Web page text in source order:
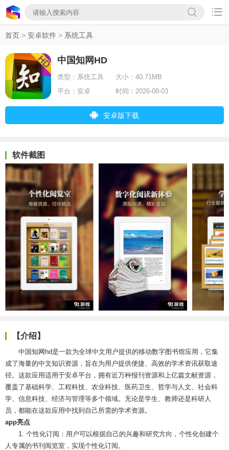

首页 > 安卓软件 > 系统工具
中国知网HD
类型： 系统工具 大小： 40.71MB
平台： 安卓 时间： 2026-08-03
安卓版下载
软件截图
【介绍】
中国知网hd是一款为全球中文用户提供的移动数字图书馆应用，它集
成了海量的中文知识资源，旨在为用户提供便捷、高效的学术资讯获取途
径。这款应用适用于安卓平台，拥有近万种报刊资源和上亿篇文献资源，
覆盖了基础科学、工程科技、农业科技、医药卫生、哲学与人文、社会科
学、信息科技、经济与管理等多个领域。无论是学生、教师还是科研人
员，都能在这款应用中找到自己所需的学术资源。
app亮点
1. 个性化订阅：用户可以根据自己的兴趣和研究方向，个性化创建个
人专属的书刊阅览室，实现个性化订阅。